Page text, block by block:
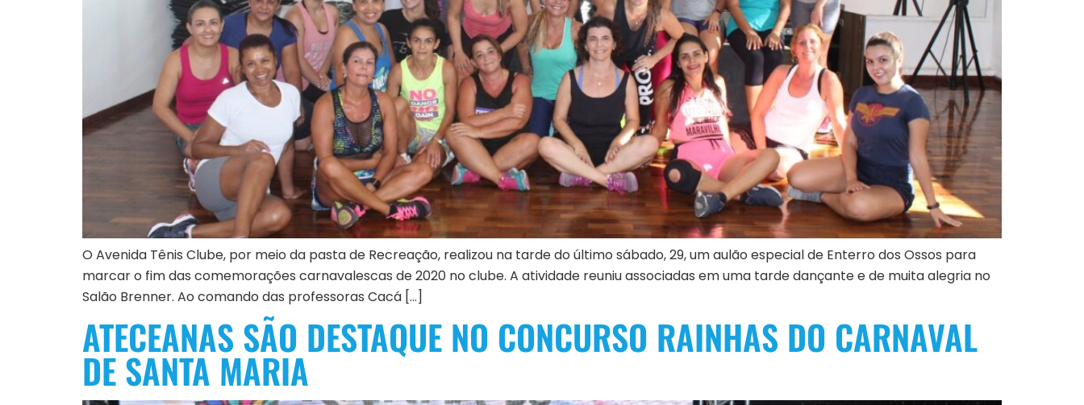
O Avenida Tênis Clube, por meio da pasta de Recreação, realizou na tarde do último sábado, 29, um aulão especial de Enterro dos Ossos para
marcar o fim das comemorações carnavalescas de 2020 no clube. A atividade reuniu associadas em uma tarde dançante e de muita alegria no
Salão Brenner. Ao comando das professoras Cacá […]
ATECEANAS SÃO DESTAQUE NO CONCURSO RAINHAS DO CARNAVAL
DE SANTA MARIA